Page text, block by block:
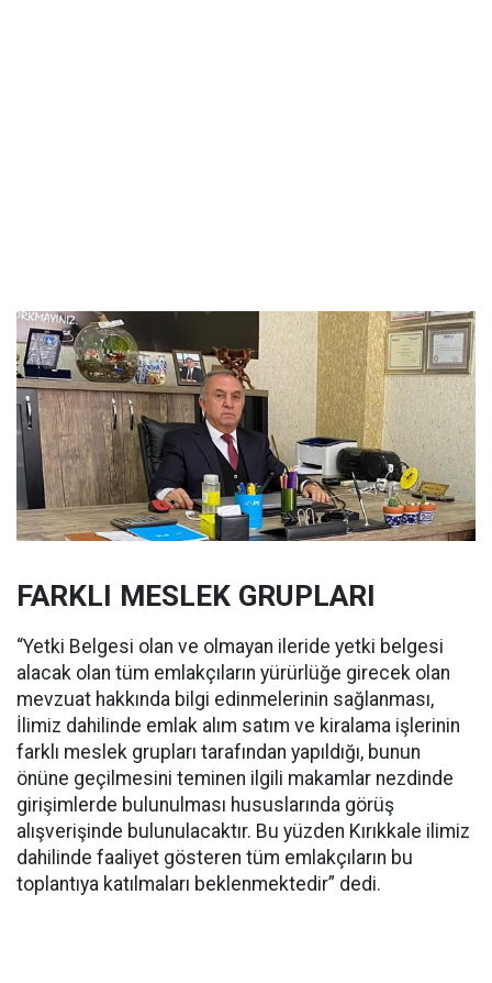
FARKLI MESLEK GRUPLARI
“Yetki Belgesi olan ve olmayan ileride yetki belgesi
alacak olan tüm emlakçıların yürürlüğe girecek olan
mevzuat hakkında bilgi edinmelerinin sağlanması,
İlimiz dahilinde emlak alım satım ve kiralama işlerinin
farklı meslek grupları tarafından yapıldığı, bunun
önüne geçilmesini teminen ilgili makamlar nezdinde
girişimlerde bulunulması hususlarında görüş
alışverişinde bulunulacaktır. Bu yüzden Kırıkkale ilimiz
dahilinde faaliyet gösteren tüm emlakçıların bu
toplantıya katılmaları beklenmektedir” dedi.